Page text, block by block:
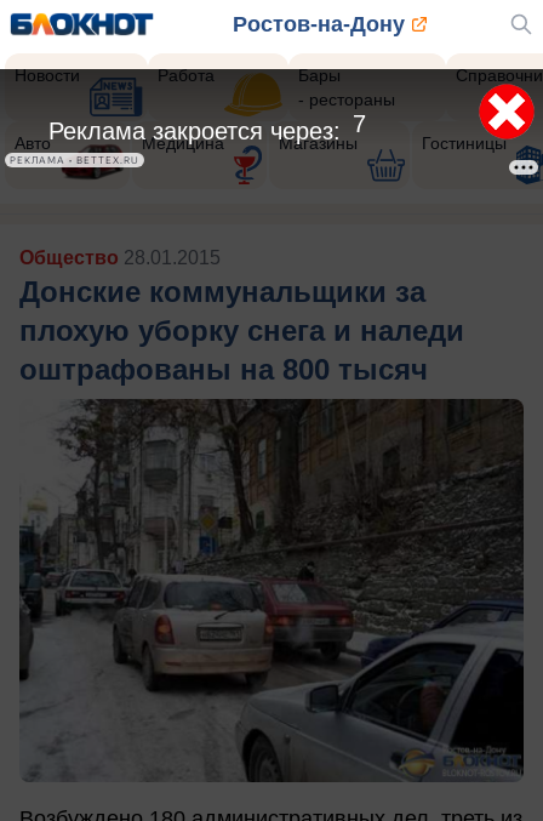
Ростов-на-Дону
Новости Работа
Бары
- рестораны
Авто Медицина Магазины Гостиницы
Общество 28.01.2015
Донские коммунальщики за
плохую уборку снега и наледи
оштрафованы на 800 тысяч
4
Реклама закроется через:
РЕКЛАМА • BETTEX.RU